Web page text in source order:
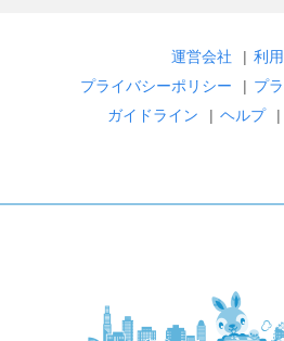
運営会社 | 利
プライバシーポリシー
| プ
ガイドライン
| ヘルプ |